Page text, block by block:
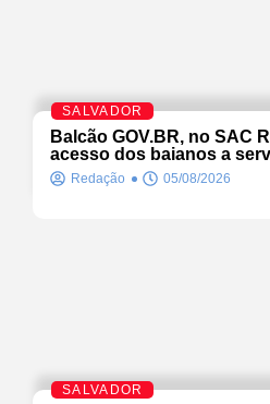
SALVADOR
Balcão GOV.BR, no SAC
acesso dos baianos a
Redação 05/08/2026
SALVADOR